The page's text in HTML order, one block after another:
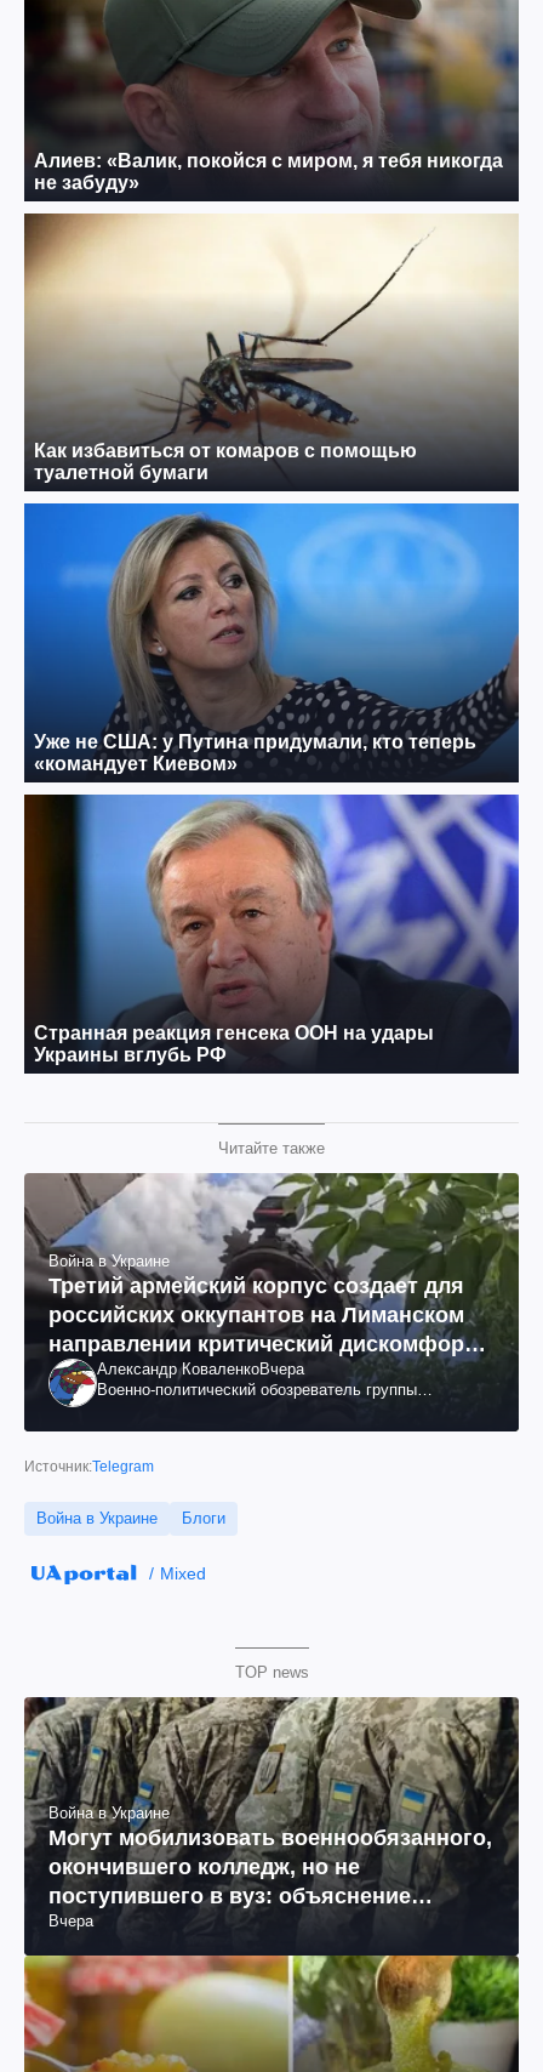
Читайте также
Война в Украине
Третий армейский корпус создает для
российских оккупантов на Лиманском
направлении критический дискомфорт:
как это удалось
Александр КоваленкоВчера
Военно-политический обозреватель группы
Источник:Telegram
Война в Украине Блоги
Mixed
TOP news
Война в Украине
Могут мобилизовать военнообязанного,
окончившего колледж, но не
поступившего в вуз: объяснение
юриста
Вчера